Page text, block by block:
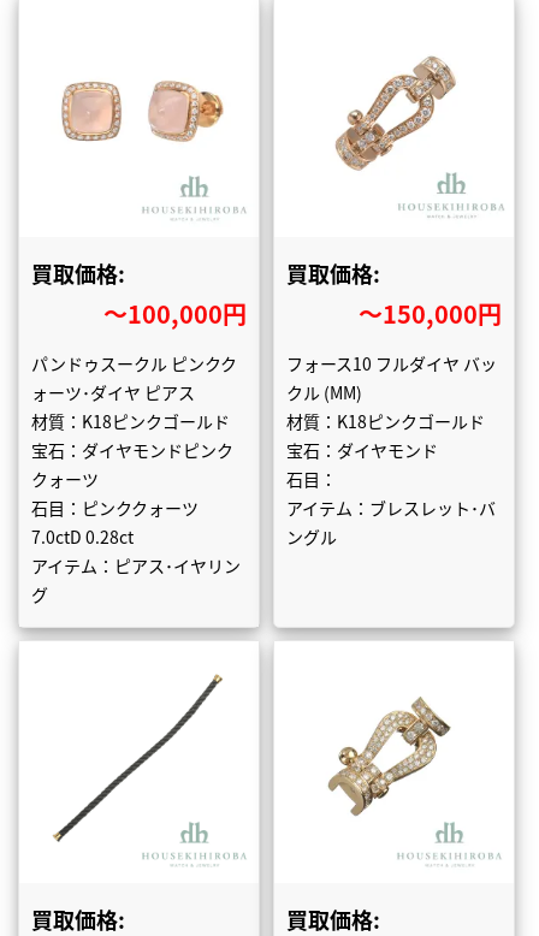
買取価格:
〜100,000円
パンドゥスークル ピンクク
ォーツ･ダイヤ ピアス
材質：K18ピンクゴールド
宝石：ダイヤモンドピンク
クォーツ
石目：ピンククォーツ
7.0ctD 0.28ct
アイテム：ピアス･イヤリン
グ
買取価格:
〜150,000円
フォース10 フルダイヤ バッ
クル (MM)
材質：K18ピンクゴールド
宝石：ダイヤモンド
石目：
アイテム：ブレスレット･バ
ングル
買取価格: 買取価格: